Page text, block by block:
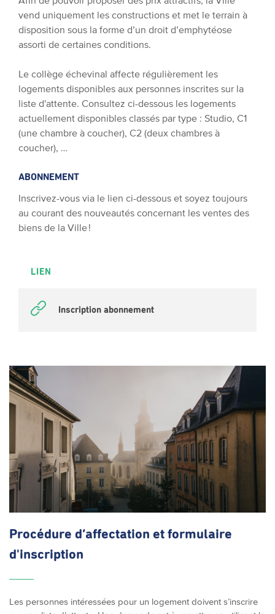
vend uniquement les constructions et met le terrain à
disposition sous la forme d’un droit d’emphytéose
assorti de certaines conditions.
Le collège échevinal affecte régulièrement les
logements disponibles aux personnes inscrites sur la
liste d'attente. Consultez ci-dessous les logements
actuellement disponibles classés par type : Studio, C1
(une chambre à coucher), C2 (deux chambres à
coucher), …
ABONNEMENT
Inscrivez-vous via le lien ci-dessous et soyez toujours
au courant des nouveautés concernant les ventes des
biens de la Ville !
LIEN
Inscription abonnement
Procédure d’affectation et formulaire
d'inscription
Les personnes intéressées pour un logement doivent s’inscrire